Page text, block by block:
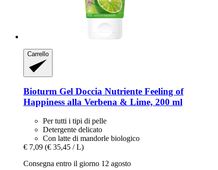
Carrello
Bioturm Gel Doccia Nutriente Feeling of
Happiness alla Verbena & Lime, 200 ml
Per tutti i tipi di pelle
Detergente delicato
Con latte di mandorle biologico
€ 7,09 (€ 35,45 / L)
Consegna entro il giorno 12 agosto